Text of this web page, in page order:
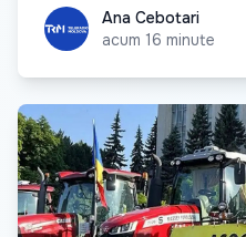
Ana CebotariAna Cebotari
acum 16 minute